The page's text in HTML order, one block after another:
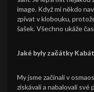
image. Když mi někdo
zpívat v klobouku,
šašek. Všechno ukáže
Jaké byly začátky
My jsme začínali v
získávali a nabalovali své